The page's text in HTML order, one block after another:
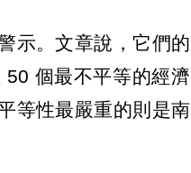
示。文章說，它們的
個最不平等的經濟
等性最嚴重的則是南